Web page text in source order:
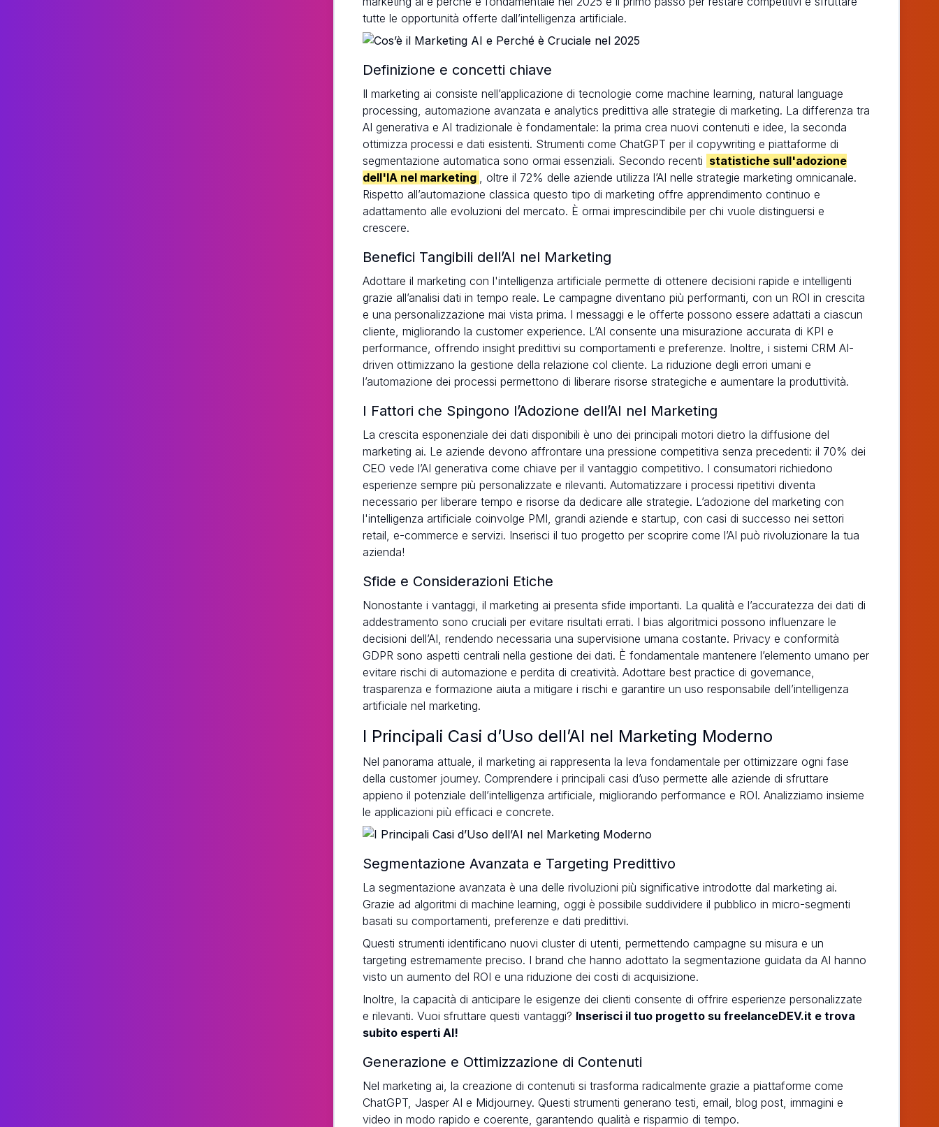
tutte le opportunità offerte dall’intelligenza artificiale.
Definizione e concetti chiave
Il marketing ai consiste nell’applicazione di tecnologie come machine learning, natural language
processing, automazione avanzata e analytics predittiva alle strategie di marketing. La differenza tra
AI generativa e AI tradizionale è fondamentale: la prima crea nuovi contenuti e idee, la seconda
ottimizza processi e dati esistenti. Strumenti come ChatGPT per il copywriting e piattaforme di
segmentazione automatica sono ormai essenziali. Secondo recenti statistiche sull'adozione
dell'IA nel marketing , oltre il 72% delle aziende utilizza l’AI nelle strategie marketing omnicanale.
Rispetto all’automazione classica questo tipo di marketing offre apprendimento continuo e
adattamento alle evoluzioni del mercato. È ormai imprescindibile per chi vuole distinguersi e
crescere.
Benefici Tangibili dell’AI nel Marketing
Adottare il marketing con l'intelligenza artificiale permette di ottenere decisioni rapide e intelligenti
grazie all’analisi dati in tempo reale. Le campagne diventano più performanti, con un ROI in crescita
e una personalizzazione mai vista prima. I messaggi e le offerte possono essere adattati a ciascun
cliente, migliorando la customer experience. L’AI consente una misurazione accurata di KPI e
performance, offrendo insight predittivi su comportamenti e preferenze. Inoltre, i sistemi CRM AI-
driven ottimizzano la gestione della relazione col cliente. La riduzione degli errori umani e
l’automazione dei processi permettono di liberare risorse strategiche e aumentare la produttività.
I Fattori che Spingono l’Adozione dell’AI nel Marketing
La crescita esponenziale dei dati disponibili è uno dei principali motori dietro la diffusione del
marketing ai. Le aziende devono affrontare una pressione competitiva senza precedenti: il 70% dei
CEO vede l’AI generativa come chiave per il vantaggio competitivo. I consumatori richiedono
esperienze sempre più personalizzate e rilevanti. Automatizzare i processi ripetitivi diventa
necessario per liberare tempo e risorse da dedicare alle strategie. L’adozione del marketing con
l'intelligenza artificiale coinvolge PMI, grandi aziende e startup, con casi di successo nei settori
retail, e-commerce e servizi. Inserisci il tuo progetto per scoprire come l’AI può rivoluzionare la tua
azienda!
Sfide e Considerazioni Etiche
Nonostante i vantaggi, il marketing ai presenta sfide importanti. La qualità e l’accuratezza dei dati di
addestramento sono cruciali per evitare risultati errati. I bias algoritmici possono influenzare le
decisioni dell’AI, rendendo necessaria una supervisione umana costante. Privacy e conformità
GDPR sono aspetti centrali nella gestione dei dati. È fondamentale mantenere l’elemento umano per
evitare rischi di automazione e perdita di creatività. Adottare best practice di governance,
trasparenza e formazione aiuta a mitigare i rischi e garantire un uso responsabile dell’intelligenza
artificiale nel marketing.
I Principali Casi d’Uso dell’AI nel Marketing Moderno
Nel panorama attuale, il marketing ai rappresenta la leva fondamentale per ottimizzare ogni fase
della customer journey. Comprendere i principali casi d’uso permette alle aziende di sfruttare
appieno il potenziale dell’intelligenza artificiale, migliorando performance e ROI. Analizziamo insieme
le applicazioni più efficaci e concrete.
Segmentazione Avanzata e Targeting Predittivo
La segmentazione avanzata è una delle rivoluzioni più significative introdotte dal marketing ai.
Grazie ad algoritmi di machine learning, oggi è possibile suddividere il pubblico in micro-segmenti
basati su comportamenti, preferenze e dati predittivi.
Questi strumenti identificano nuovi cluster di utenti, permettendo campagne su misura e un
targeting estremamente preciso. I brand che hanno adottato la segmentazione guidata da AI hanno
visto un aumento del ROI e una riduzione dei costi di acquisizione.
Inoltre, la capacità di anticipare le esigenze dei clienti consente di offrire esperienze personalizzate
e rilevanti. Vuoi sfruttare questi vantaggi? Inserisci il tuo progetto su freelanceDEV.it e trova
subito esperti AI!
Generazione e Ottimizzazione di Contenuti
Nel marketing ai, la creazione di contenuti si trasforma radicalmente grazie a piattaforme come
ChatGPT, Jasper AI e Midjourney. Questi strumenti generano testi, email, blog post, immagini e
video in modo rapido e coerente, garantendo qualità e risparmio di tempo.